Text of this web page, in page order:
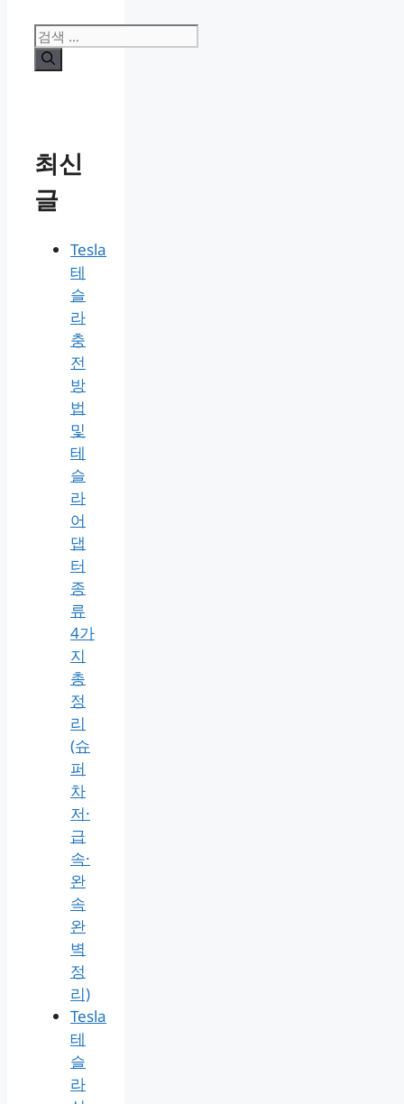
검
색:
최신
글
Tesla
테
슬
라
충
전
방
법
및
테
슬
라
어
댑
터
종
류
4가
지
총
정
리
(슈
퍼
차
저·
급
속·
완
속
완
벽
정
리)
Tesla
테
슬
라